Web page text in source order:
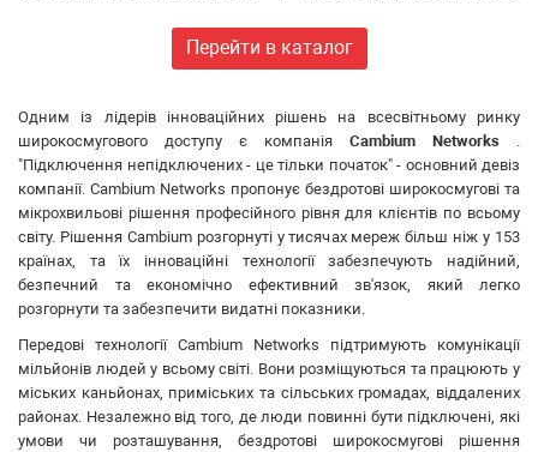
Aruba
Jirous
Ok-net
Cisco
MULTITEST
Tenda
ATIS
CSV
Ripley
Ritar
Fujikura
IMOU
Перейти в каталог
Одним із лідерів інноваційних рішень на всесвітньому ринку
широкосмугового доступу є компанія Cambium Networks .
"Підключення непідключених - це тільки початок" - основний девіз
компанії. Cambium Networks пропонує бездротові широкосмугові та
мікрохвильові рішення професійного рівня для клієнтів по всьому
світу. Рішення Cambium розгорнуті у тисячах мереж більш ніж у 153
країнах, та їх інноваційні технології забезпечують надійний,
безпечний та економічно ефективний зв'язок, який легко
розгорнути та забезпечити видатні показники.
Передові технології Cambium Networks підтримують комунікації
мільйонів людей у всьому світі. Вони розміщуються та працюють у
міських каньйонах, приміських та сільських громадах, віддалених
районах. Незалежно від того, де люди повинні бути підключені, які
умови чи розташування, бездротові широкосмугові рішення